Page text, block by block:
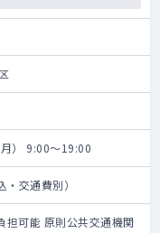
） 9:00～19:00
交通費別）
担可能 原則公共交通機関